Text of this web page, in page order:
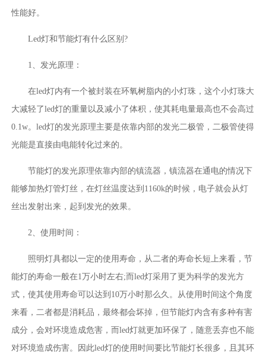
性能好。
Led灯和节能灯有什么区别?
1、发光原理：
在led灯内有一个被封装在环氧树脂内的小灯珠，这个小灯珠大
大减轻了led灯的重量以及减小了体积，使其耗电量最高也不会高过
0.1w。led灯的发光原理主要是依靠内部的发光二极管，二极管使得
光能是直接由电能转化过来的。
节能灯的发光原理依靠内部的镇流器，镇流器在通电的情况下
能够加热灯管灯丝，在灯丝温度达到1160k的时候，电子就会从灯
丝出发射出来，起到发光的效果。
2、使用时间：
照明灯具都以一定的使用寿命，从二者的寿命长短上来看，节
能灯的寿命一般在1万小时左右;而led灯采用了更为科学的发光方
式，使其使用寿命可以达到10万小时那么久。从使用时间这个角度
来看，二者都是消耗品，最终都会坏掉，但节能灯内含有多种有害
成分，会对环境造成危害，而led灯就更加环保了，随意丢弃也不能
对环境造成伤害。因此led灯的使用时间要比节能灯长很多，且其环